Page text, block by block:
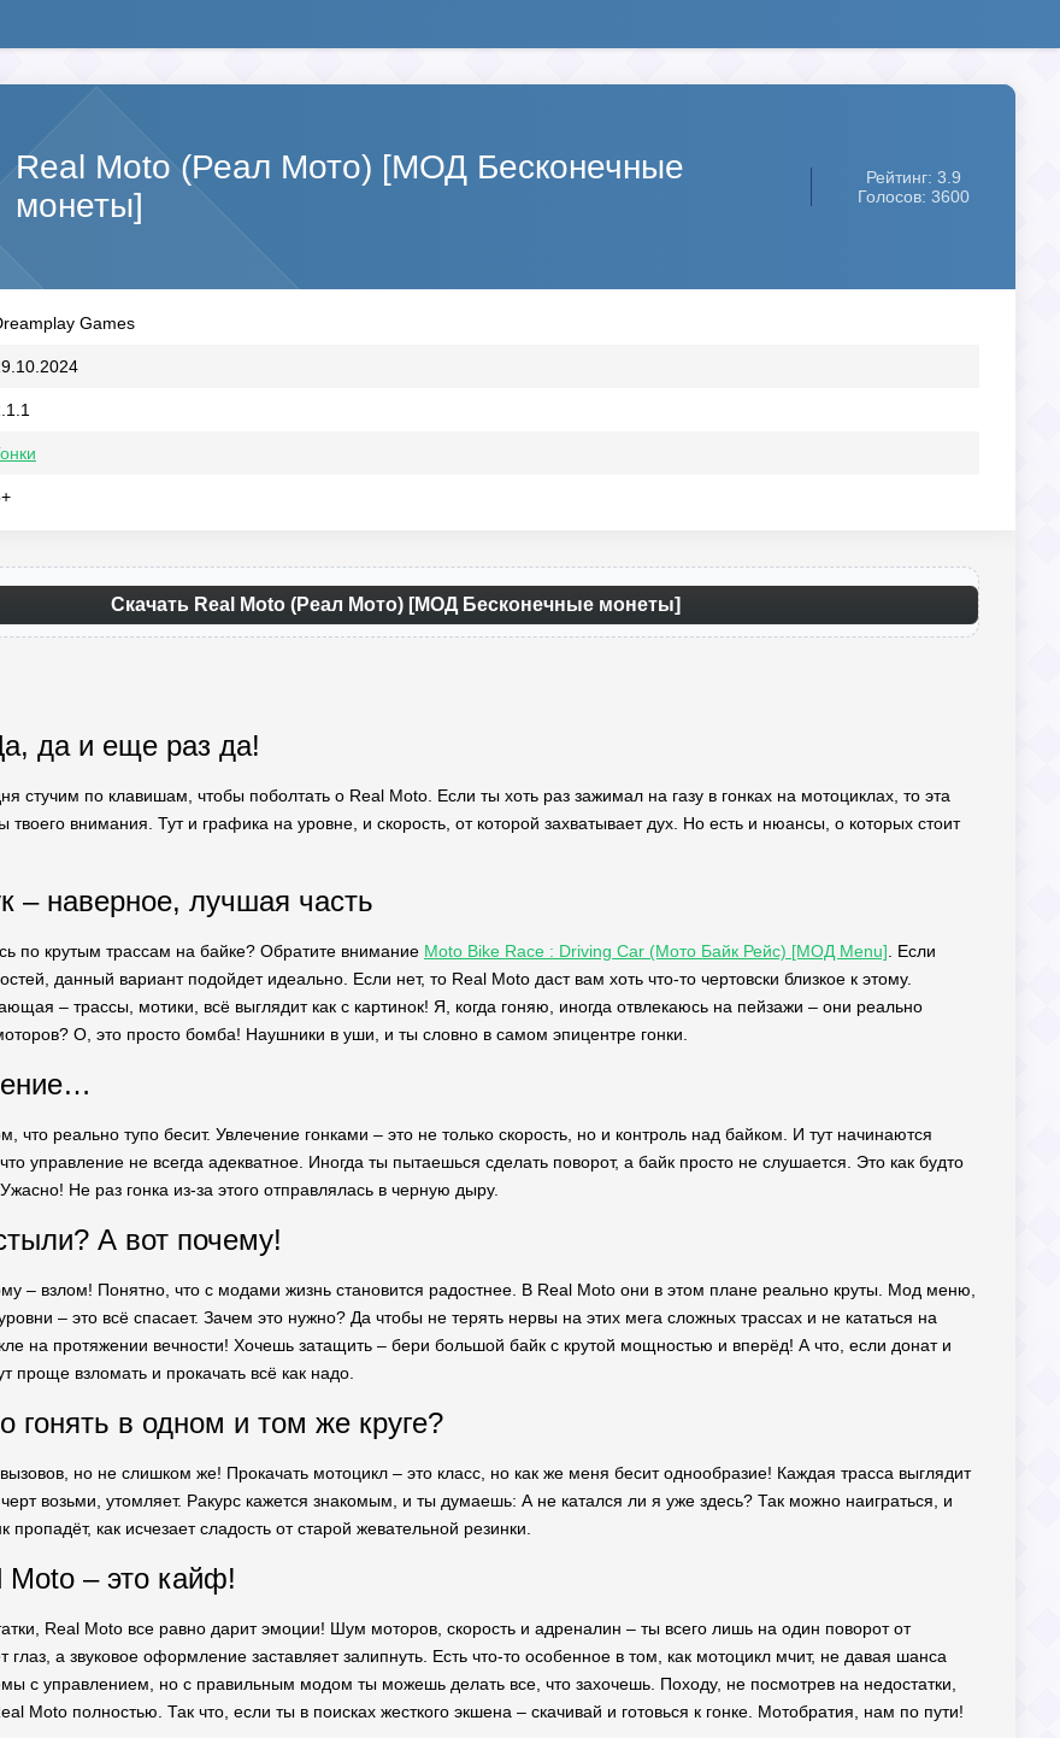
Real Moto (Реал Мото) [МОД Бесконечные
монеты]
Рейтинг: 3.9
Голосов: 3600
Games
Скачать Real Moto (Реал Мото) [МОД Бесконечные монеты]
да и еще раз да!
стучим по клавишам, чтобы поболтать о Real Moto. Если ты хоть раз зажимал на газу в гонках на мотоциклах, то эта
твоего внимания. Тут и графика на уровне, и скорость, от которой захватывает дух. Но есть и нюансы, о которых стоит
– наверное, лучшая часть
по крутым трассам на байке? Обратите внимание Moto Bike Race : Driving Car (Мото Байк Рейс) [МОД Menu] . Если
данный вариант подойдет идеально. Если нет, то Real Moto даст вам хоть что-то чертовски близкое к этому.
– трассы, мотики, всё выглядит как с картинок! Я, когда гоняю, иногда отвлекаюсь на пейзажи – они реально
О, это просто бомба! Наушники в уши, и ты словно в самом эпицентре гонки.
что реально тупо бесит. Увлечение гонками – это не только скорость, но и контроль над байком. И тут начинаются
управление не всегда адекватное. Иногда ты пытаешься сделать поворот, а байк просто не слушается. Это как будто
Не раз гонка из-за этого отправлялась в черную дыру.
А вот почему!
– взлом! Понятно, что с модами жизнь становится радостнее. В Real Moto они в этом плане реально круты. Мод меню,
– это всё спасает. Зачем это нужно? Да чтобы не терять нервы на этих мега сложных трассах и не кататься на
на протяжении вечности! Хочешь затащить – бери большой байк с крутой мощностью и вперёд! А что, если донат и
проще взломать и прокачать всё как надо.
гонять в одном и том же круге?
но не слишком же! Прокачать мотоцикл – это класс, но как же меня бесит однообразие! Каждая трасса выглядит
возьми, утомляет. Ракурс кажется знакомым, и ты думаешь: А не катался ли я уже здесь? Так можно наиграться, и
пропадёт, как исчезает сладость от старой жевательной резинки.
Moto – это кайф!
Real Moto все равно дарит эмоции! Шум моторов, скорость и адреналин – ты всего лишь на один поворот от
а звуковое оформление заставляет залипнуть. Есть что-то особенное в том, как мотоцикл мчит, не давая шанса
с управлением, но с правильным модом ты можешь делать все, что захочешь. Походу, не посмотрев на недостатки,
Moto полностью. Так что, если ты в поисках жесткого экшена – скачивай и готовься к гонке. Мотобратия, нам по пути!